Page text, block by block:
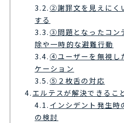
3.2.②謝罪文を見えにく
する
3.3.③問題となったコン
除や一時的な避難行動
3.4.④ユーザーを無視し
ケーション
3.5.⑤２枚舌の対応
4.エルテスが解決できるこ
4.1. インシデント発生時
の検討